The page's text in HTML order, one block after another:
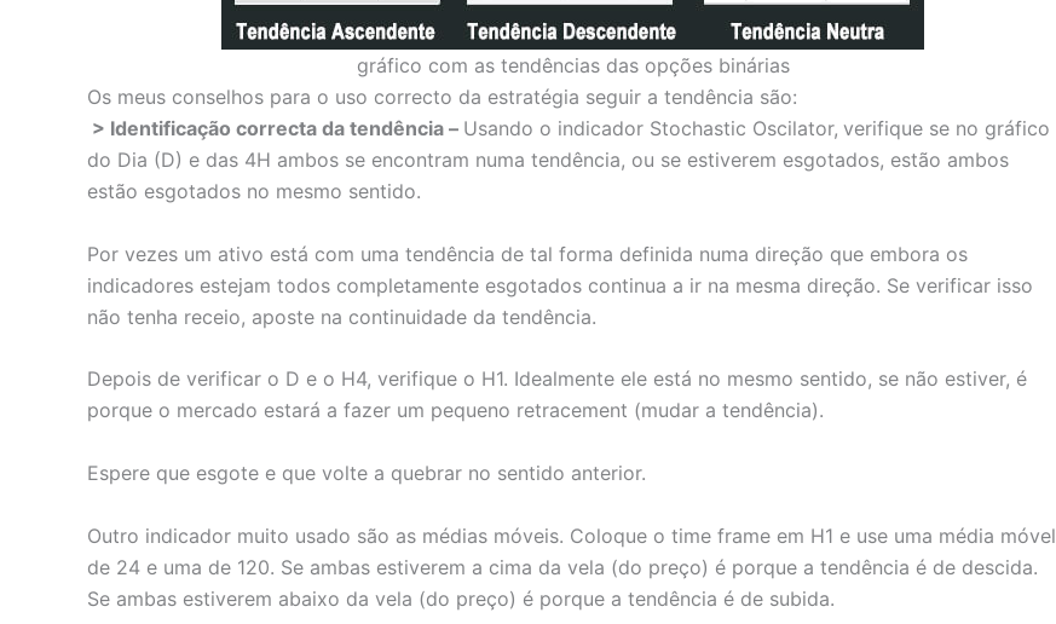
gráfico com as tendências das opções binárias
Os meus conselhos para o uso correcto da estratégia seguir a tendência são:
> Identificação correcta da tendência – Usando o indicador Stochastic Oscilator, verifique se no gráfico
do Dia (D) e das 4H ambos se encontram numa tendência, ou se estiverem esgotados, estão ambos
estão esgotados no mesmo sentido.
Por vezes um ativo está com uma tendência de tal forma definida numa direção que embora os
indicadores estejam todos completamente esgotados continua a ir na mesma direção. Se verificar isso
não tenha receio, aposte na continuidade da tendência.
Depois de verificar o D e o H4, verifique o H1. Idealmente ele está no mesmo sentido, se não estiver, é
porque o mercado estará a fazer um pequeno retracement (mudar a tendência).
Espere que esgote e que volte a quebrar no sentido anterior.
Outro indicador muito usado são as médias móveis. Coloque o time frame em H1 e use uma média móvel
de 24 e uma de 120. Se ambas estiverem a cima da vela (do preço) é porque a tendência é de descida.
Se ambas estiverem abaixo da vela (do preço) é porque a tendência é de subida.